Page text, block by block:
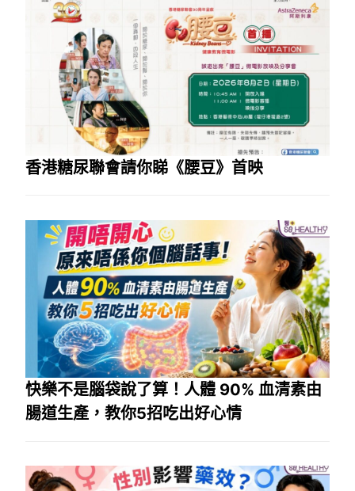
香港糖尿聯會請你睇《腰豆》首映
快樂不是腦袋說了算！人體 90% 血清素由
腸道生產，教你5招吃出好心情